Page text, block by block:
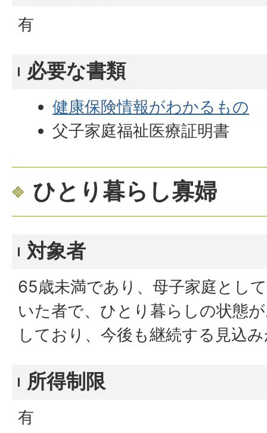
有
必要な書類
健康保険情報がわかるもの
父子家庭福祉医療証明書
ひとり暮らし寡婦
対象者
65歳未満であり、母子家庭とし
いた者で、ひとり暮らしの状態
しており、今後も継続する見込
所得制限
有